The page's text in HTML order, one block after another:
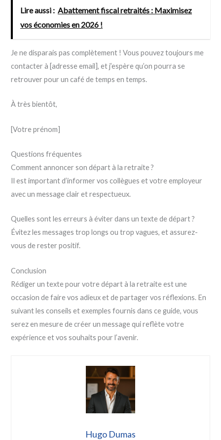
Lire aussi : Abattement fiscal retraités : Maximisez
vos économies en 2026 !
Je ne disparais pas complètement ! Vous pouvez toujours me
contacter à [adresse email], et j’espère qu’on pourra se
retrouver pour un café de temps en temps.
À très bientôt,
[Votre prénom]
Questions fréquentes
Comment annoncer son départ à la retraite ?
Il est important d’informer vos collègues et votre employeur
avec un message clair et respectueux.
Quelles sont les erreurs à éviter dans un texte de départ ?
Évitez les messages trop longs ou trop vagues, et assurez-
vous de rester positif.
Conclusion
Rédiger un texte pour votre départ à la retraite est une
occasion de faire vos adieux et de partager vos réflexions. En
suivant les conseils et exemples fournis dans ce guide, vous
serez en mesure de créer un message qui reflète votre
expérience et vos souhaits pour l’avenir.
Hugo Dumas